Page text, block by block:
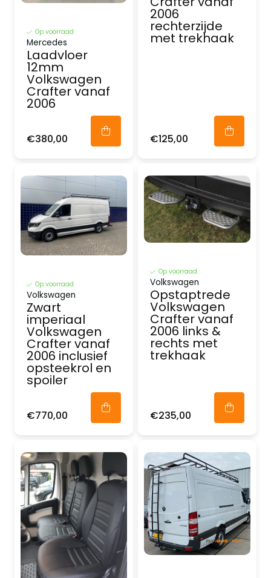
Op voorraad
Mercedes
Laadvloer
12mm
Volkswagen
Crafter vanaf
2006
€380,00
2006
rechterzijde
met trekhaak
€125,00
Op voorraad
Volkswagen
Zwart
imperiaal
Volkswagen
Crafter vanaf
2006 inclusief
opsteekrol en
spoiler
€770,00
Op voorraad
Volkswagen
Opstaptrede
Volkswagen
Crafter vanaf
2006 links &
rechts met
trekhaak
€235,00